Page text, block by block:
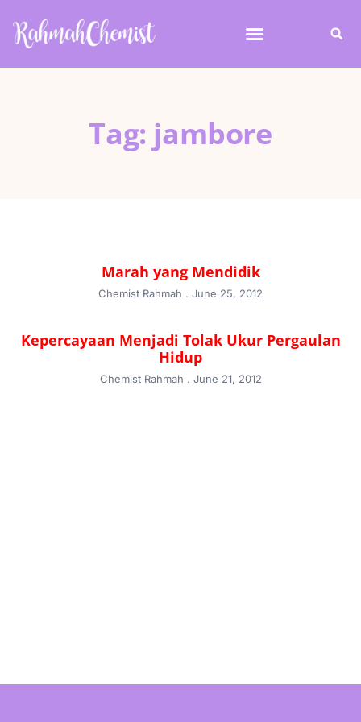
Tag: jambore
Marah yang Mendidik
Chemist Rahmah June 25, 2012
Kepercayaan Menjadi Tolak Ukur Pergaulan
Hidup
Chemist Rahmah June 21, 2012